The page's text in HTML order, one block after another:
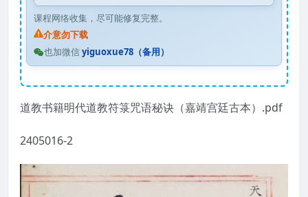
课程网络收集，尽可能修复完整。
介意勿下载
也加微信yiguoxue78（备用）
道教书籍明代道教符箓咒语秘诀（嘉靖宫廷古本）.pdf
2405016-2